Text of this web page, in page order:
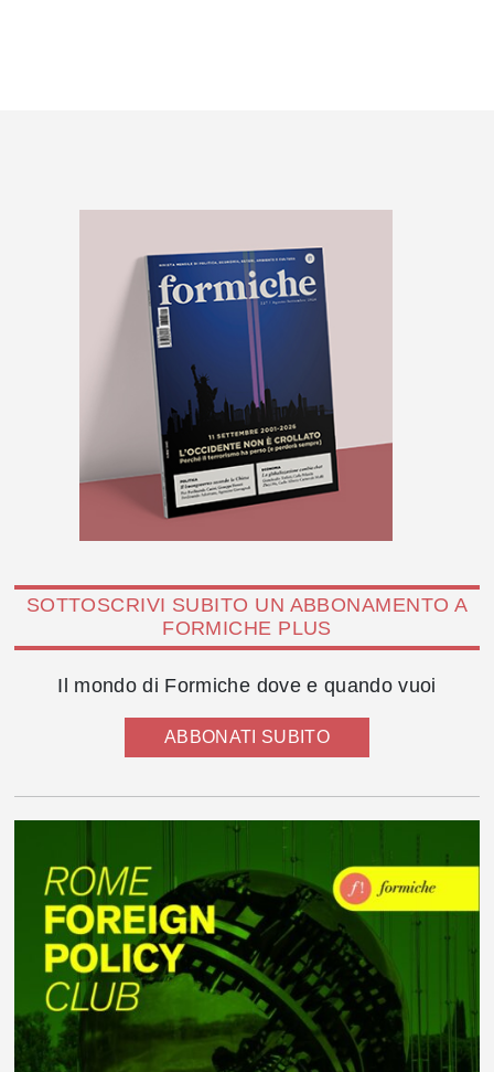
SOTTOSCRIVI SUBITO UN ABBONAMENTO A
FORMICHE PLUS
Il mondo di Formiche dove e quando vuoi
ABBONATI SUBITO